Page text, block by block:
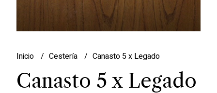
Inicio Cestería Canasto 5 x Legado
Canasto 5 x Legado